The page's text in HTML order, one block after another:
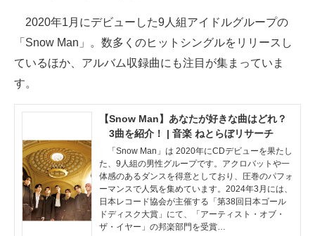
進化するPCとデバイスの未来
好きが集まる 比べて選べる
AI活用のいまが分かる
企業ITのトレンドを詳説
経営リーダーのコミュニティ
マーケ×ITの今がよく分かる
2020年1月にデビューした9人組アイドルグループの
「Snow Man」。数多くのヒットシングルをリリースし
ているほか、アルバム収録曲にも注目が集まっていま
す。
【Snow Man】あなたが好きな曲はどれ？
3曲を紹介！ | 音楽 ねとらぼリサーチ
「Snow Man」は 2020年にCDデビューを果たし
た、9人組の男性グループです。アクロバットや一
体感のあるダンスを得意としており、圧巻のパフォ
ーマンスで人気を集めています。2024年3月には、
日本レコード協会が主催する「第38回日本ゴール
ドディスク大賞」にて、「アーティスト・オブ・
ザ・イヤー」の邦楽部門を受賞…